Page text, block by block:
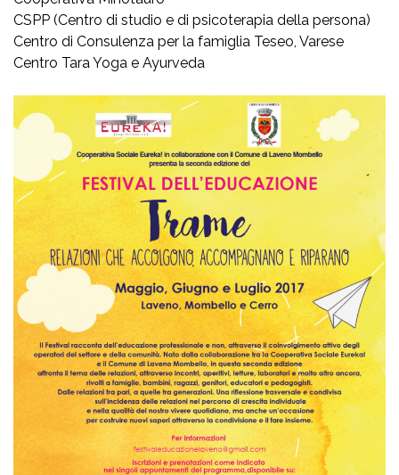
CSPP (Centro di studio e di psicoterapia della persona)
Centro di Consulenza per la famiglia Teseo, Varese
Centro Tara Yoga e Ayurveda